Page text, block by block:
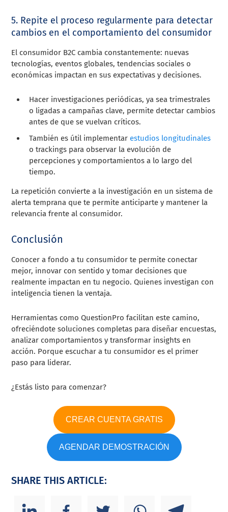
5. Repite el proceso regularmente para detectar
cambios en el comportamiento del consumidor
El consumidor B2C cambia constantemente: nuevas
tecnologías, eventos globales, tendencias sociales o
económicas impactan en sus expectativas y decisiones.
Hacer investigaciones periódicas, ya sea trimestrales
o ligadas a campañas clave, permite detectar cambios
antes de que se vuelvan críticos.
También es útil implementar estudios longitudinales
o trackings para observar la evolución de
percepciones y comportamientos a lo largo del
tiempo.
La repetición convierte a la investigación en un sistema de
alerta temprana que te permite anticiparte y mantener la
relevancia frente al consumidor.
Conclusión
Conocer a fondo a tu consumidor te permite conectar
mejor, innovar con sentido y tomar decisiones que
realmente impactan en tu negocio. Quienes investigan con
inteligencia tienen la ventaja.
Herramientas como QuestionPro facilitan este camino,
ofreciéndote soluciones completas para diseñar encuestas,
analizar comportamientos y transformar insights en
acción. Porque escuchar a tu consumidor es el primer
paso para liderar.
¿Estás listo para comenzar?
CREAR CUENTA GRATIS
AGENDAR DEMOSTRACIÓN
SHARE THIS ARTICLE: